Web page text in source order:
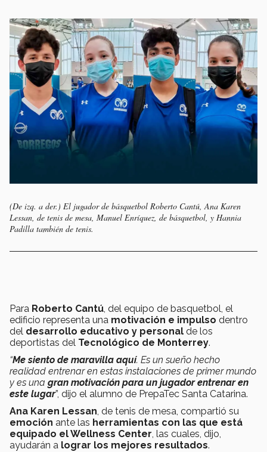
(De izq. a der.) El jugador de básquetbol Roberto Cantú, Ana Karen
Lessan, de tenis de mesa, Manuel Enríquez, de básquetbol, y Hannia
Padilla también de tenis.
Para Roberto Cantú, del equipo de basquetbol, el
edificio representa una motivación e impulso dentro
del desarrollo educativo y personal de los
deportistas del Tecnológico de Monterrey.
“Me siento de maravilla aquí. Es un sueño hecho
realidad entrenar en estas instalaciones de primer mundo
y es una gran motivación para un jugador entrenar en
este lugar”, dijo el alumno de PrepaTec Santa Catarina.
Ana Karen Lessan, de tenis de mesa, compartió su
emoción ante las herramientas con las que está
equipado el Wellness Center, las cuales, dijo,
ayudarán a lograr los mejores resultados.